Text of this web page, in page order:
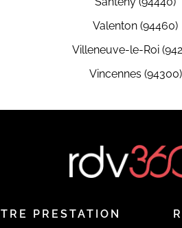
Valenton (94460)
Villeneuve-le-Roi
Vincennes (94300)
PRESTATION